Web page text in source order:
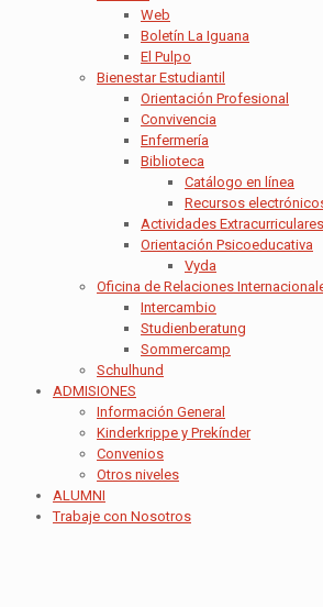
Web
Boletín La Iguana
El Pulpo
Bienestar Estudiantil
Orientación Profesional
Convivencia
Enfermería
Biblioteca
Catálogo en línea
Recursos
Actividades Extracurriculares
Orientación Psicoeducativa
Vyda
Oficina de Relaciones
Intercambio
Studienberatung
Sommercamp
Schulhund
ADMISIONES
Información General
Kinderkrippe y Prekínder
Convenios
Otros niveles
ALUMNI
Trabaje con Nosotros